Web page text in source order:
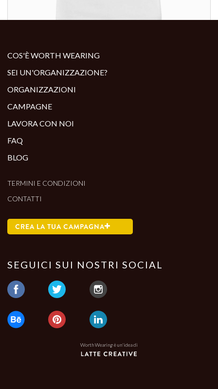
COS'È WORTH WEARING
SEI UN'ORGANIZZAZIONE?
ORGANIZZAZIONI
CAMPAGNE
LAVORA CON NOI
FAQ
BLOG
TERMINI E CONDIZIONI
CONTATTI
CREA LA TUA CAMPAGNA
SEGUICI SUI NOSTRI SOCIAL
Worth Wearing è un'idea di